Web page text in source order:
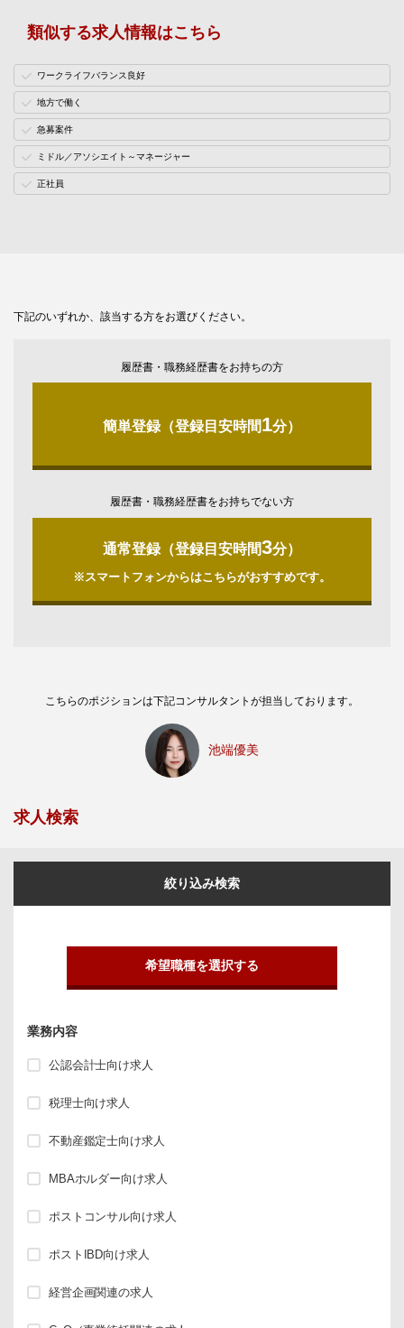
類似する求人情報はこちら
ワークライフバランス良好
地方で働く
急募案件
ミドル／アソシエイト～マネージャー
正社員
下記のいずれか、該当する方をお選びください。
履歴書・職務経歴書をお持ちの方
簡単登録（登録目安時間1分）
履歴書・職務経歴書をお持ちでない方
通常登録（登録目安時間3分）
※スマートフォンからはこちらがおすすめです。
こちらのポジションは下記コンサルタントが担当しております。
池端優美
求人検索
絞り込み検索
希望職種を選択する
業務内容
公認会計士向け求人
税理士向け求人
不動産鑑定士向け求人
MBAホルダー向け求人
ポストコンサル向け求人
ポストIBD向け求人
経営企画関連の求人